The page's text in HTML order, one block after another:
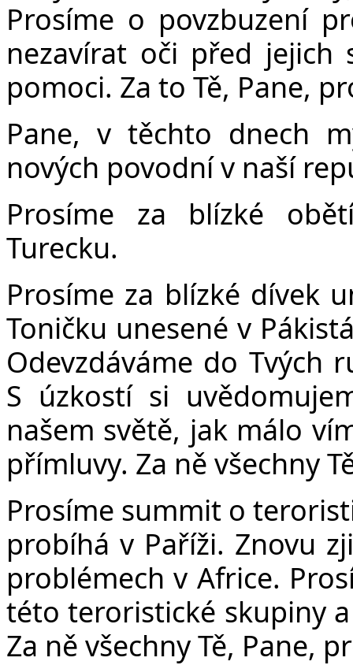
Prosíme o povzbuzení
nezavírat oči před jejich
pomoci. Za to Tě, Pane,
Pane, v těchto dnech
nových povodní v naší
Prosíme za blízké
Turecku.
Prosíme za blízké dívek
Toničku unesené v
Odevzdáváme do Tvých
S úzkostí si
našem světě, jak málo
přímluvy. Za ně všechny
Prosíme summit o
probíhá v Paříži. Znovu
problémech v Africe.
této teroristické skupiny
Za ně všechny Tě, Pane,